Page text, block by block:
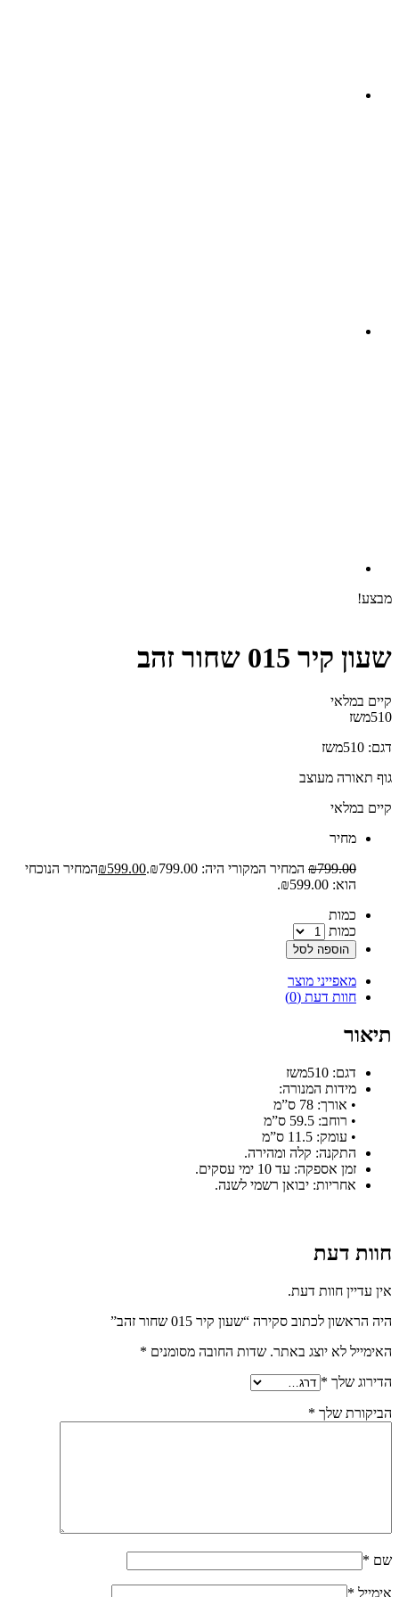
מבצע!
שעון קיר 015 שחור זהב
קיים במלאי‬
510משז
דגם: 510משז
גוף תאורה מעוצב
קיים במלאי
‫מחיר‬
₪799.00 המחיר המקורי היה: ₪799.00. ₪599.00
המחיר הנוכחי
הוא: ₪599.00.
‫כמות‬
כמות
הוספה לסל
מאפייני מוצר
חוות דעת (0)
תיאור
דגם: 510משז
מידות המנורה:
• אורך: 78 ס”מ
• רוחב: 59.5 ס”מ
• עומק: 11.5 ס”מ
התקנה: קלה ומהירה.
זמן אספקה: עד 10 ימי עסקים.
אחריות: יבואן רשמי לשנה.
חוות דעת
אין עדיין חוות דעת.
היה הראשון לכתוב סקירה “שעון קיר 015 שחור זהב”
האימייל לא יוצג באתר. שדות החובה מסומנים *
הדירוג שלך *
הביקורת שלך *
שם *
אימייל *